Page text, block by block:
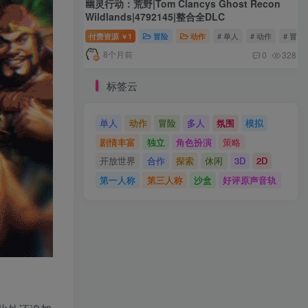
幽灵行动：荒野|Tom Clancys Ghost Recon
Wildlands|4792145|整合全DLC
付费资源 ￥ 1 冒险 动作 # 单人 # 动作 # 冒险
8个月前 0 328
标签云
单人 动作 冒险 多人 氛围
模拟
剧情丰富
独立 角色扮演
策略
开放世界
合作 探索 休闲 3D
2D
第一人称
第三人称 沙盒 好评原声音轨